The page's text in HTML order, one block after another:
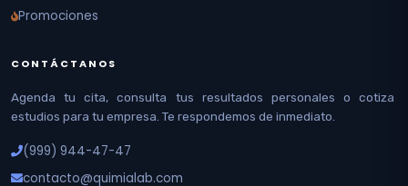
Promociones
CONTÁCTANOS
Agenda tu cita, consulta tus resultados personales o cotiza
estudios para tu empresa. Te respondemos de inmediato.
(999) 944-47-47
contacto@quimialab.com